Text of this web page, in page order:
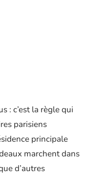
: c’est la règle qui
parisiens
principale
marchent dans
d’autres